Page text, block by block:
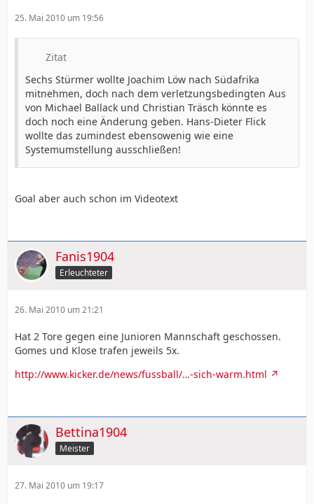
25. Mai 2010 um 19:56
Zitat
Sechs Stürmer wollte Joachim Löw nach Südafrika
mitnehmen, doch nach dem verletzungsbedingten Aus
von Michael Ballack und Christian Träsch könnte es
doch noch eine Änderung geben. Hans-Dieter Flick
wollte das zumindest ebensowenig wie eine
Systemumstellung ausschließen!
Goal aber auch schon im Videotext
Fanis1904
Erleuchteter
26. Mai 2010 um 21:21
Hat 2 Tore gegen eine Junioren Mannschaft geschossen.
Gomes und Klose trafen jeweils 5x.
http://www.kicker.de/news/fussball/…-sich-warm.html
Bettina1904
Meister
27. Mai 2010 um 19:17